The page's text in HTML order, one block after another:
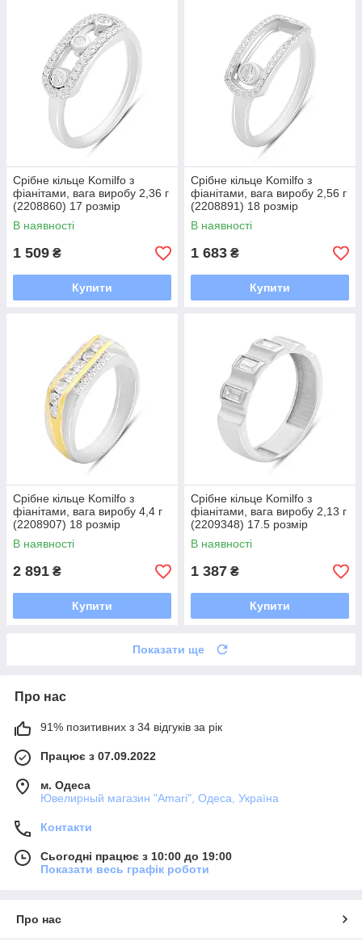
Срібне кільце Komilfo з
фіанітами, вага виробу 2,36 г
(2208860) 17 розмір
В наявності
1 509 ₴
Купити
Срібне кільце Komilfo з
фіанітами, вага виробу 2,56 г
(2208891) 18 розмір
В наявності
1 683 ₴
Купити
Срібне кільце Komilfo з
фіанітами, вага виробу 4,4 г
(2208907) 18 розмір
В наявності
2 891 ₴
Купити
Срібне кільце Komilfo з
фіанітами, вага виробу 2,13 г
(2209348) 17.5 розмір
В наявності
1 387 ₴
Купити
Показати ще
Про нас
91% позитивних з 34 відгуків за рік
Працює з 07.09.2022
м. Одеса
Ювелирный магазин "Amari", Одеса, Україна
Контакти
Сьогодні працює з 10:00 до 19:00
Показати весь графік роботи
Про нас